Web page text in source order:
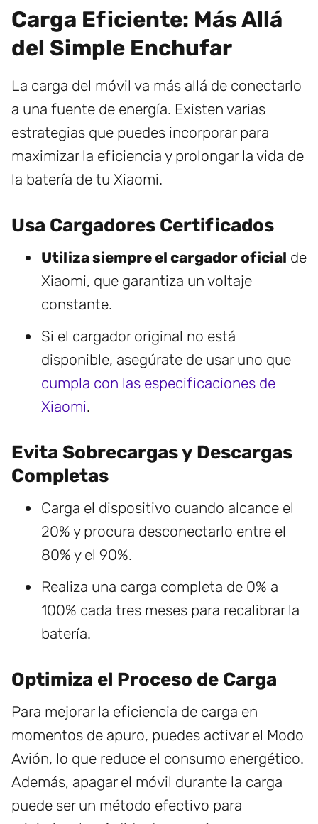
Carga Eficiente: Más Allá
del Simple Enchufar
La carga del móvil va más allá de conectarlo
a una fuente de energía. Existen varias
estrategias que puedes incorporar para
maximizar la eficiencia y prolongar la vida de
la batería de tu Xiaomi.
Usa Cargadores Certificados
Utiliza siempre el cargador oficial de
Xiaomi, que garantiza un voltaje
constante.
Si el cargador original no está
disponible, asegúrate de usar uno que
cumpla con las especificaciones de
Xiaomi.
Evita Sobrecargas y Descargas
Completas
Carga el dispositivo cuando alcance el
20% y procura desconectarlo entre el
80% y el 90%.
Realiza una carga completa de 0% a
100% cada tres meses para recalibrar la
batería.
Optimiza el Proceso de Carga
Para mejorar la eficiencia de carga en
momentos de apuro, puedes activar el Modo
Avión, lo que reduce el consumo energético.
Además, apagar el móvil durante la carga
puede ser un método efectivo para